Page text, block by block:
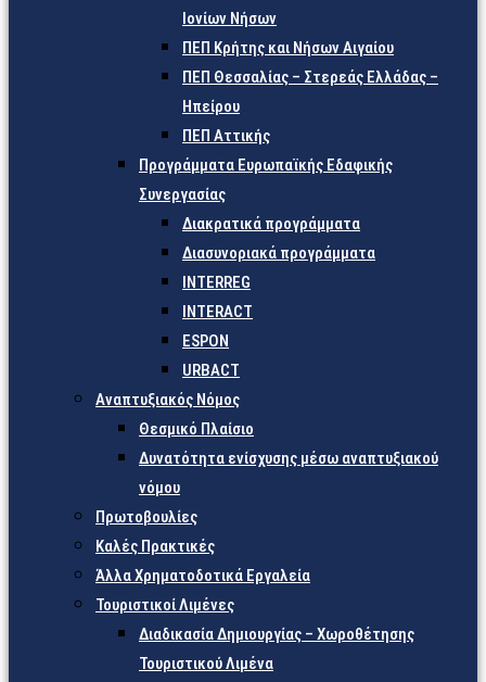
Ιονίων Νήσων
ΠΕΠ Κρήτης και Νήσων Αιγαίου
ΠΕΠ Θεσσαλίας – Στερεάς Ελλάδας –
Ηπείρου
ΠΕΠ Αττικής
Προγράμματα Ευρωπαϊκής Εδαφικής
Συνεργασίας
Διακρατικά προγράμματα
Διασυνοριακά προγράμματα
INTERREG
INTERACT
ESPON
URBACT
Αναπτυξιακός Νόμος
Θεσμικό Πλαίσιο
Δυνατότητα ενίσχυσης μέσω αναπτυξιακού
νόμου
Πρωτοβουλίες
Καλές Πρακτικές
Άλλα Χρηματοδοτικά Εργαλεία
Τουριστικοί Λιμένες
Διαδικασία Δημιουργίας – Χωροθέτησης
Τουριστικού Λιμένα